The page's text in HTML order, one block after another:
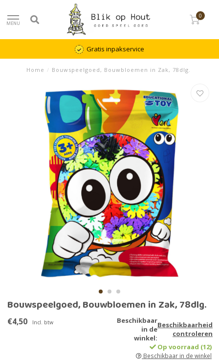
MENU
0
Gratis inpakservice
Home / Bouwspeelgoed, Bouwbloemen in Zak, 78dlg.
Bouwspeelgoed, Bouwbloemen in Zak, 78dlg.
€4,50 Incl. btw
Beschikbaar
in de
winkel:
Beschikbaarheid
controleren
Op voorraad (12)
Beschikbaar in de winkel